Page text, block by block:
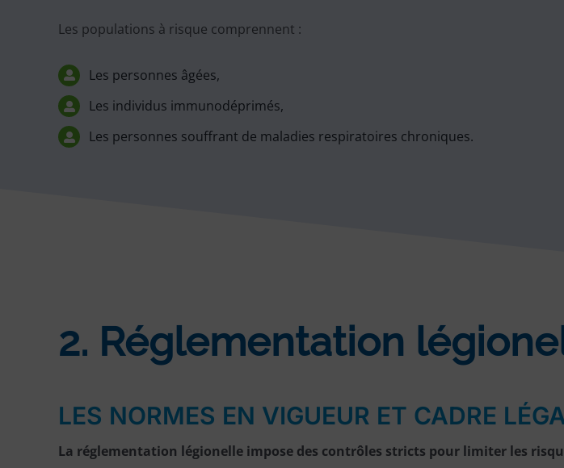
Les populations à risque comprennent :
Les personnes âgées,
Les individus immunodéprimés,
Les personnes souffrant de maladies respiratoires chroniques.
2. Réglementation
LES NORMES EN VIGUEUR ET CADRE
La réglementation légionelle impose des contrôles stricts pour limiter les